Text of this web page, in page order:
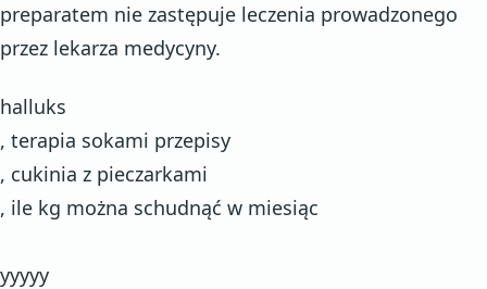
preparatem nie zastępuje leczenia prowadzonego
przez lekarza medycyny.
halluks
, terapia sokami przepisy
, cukinia z pieczarkami
, ile kg można schudnąć w miesiąc
yyyyy